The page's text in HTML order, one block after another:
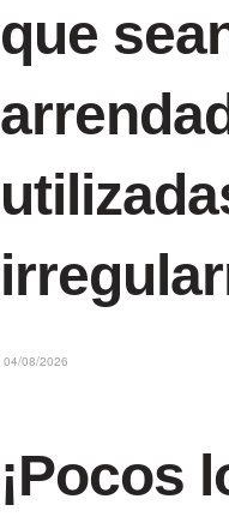
que
04/08/2026
¡Pocos